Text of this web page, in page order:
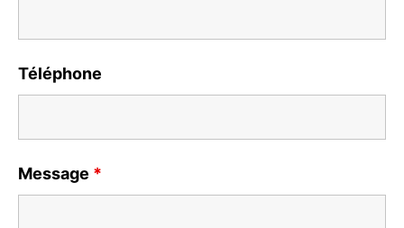
Téléphone
Message *